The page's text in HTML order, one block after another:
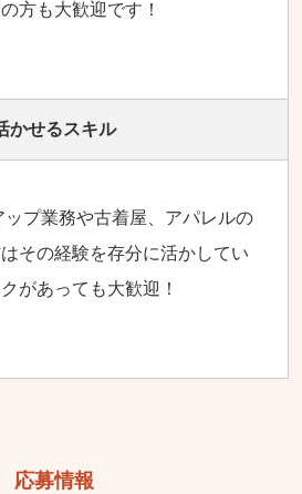
方も大歓迎です！
かせるスキル
ップ業務や古着屋、アパレルの
その経験を存分に活かしてい
があっても大歓迎！
応募情報